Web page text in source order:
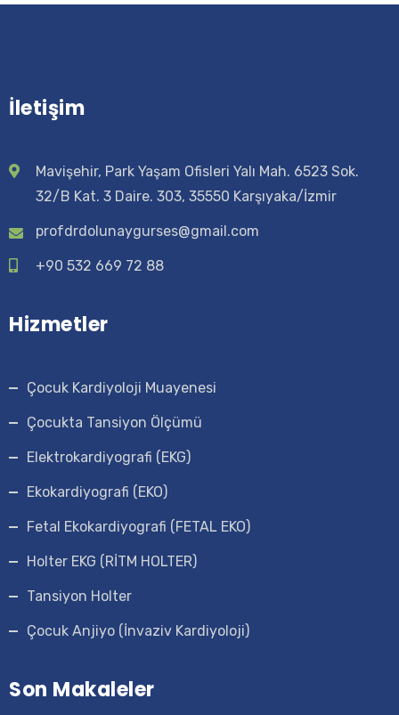
İletişim
Mavişehir, Park Yaşam Ofisleri Yalı Mah. 6523 Sok.
32/B Kat. 3 Daire. 303, 35550 Karşıyaka/İzmir
profdrdolunaygurses@gmail.com
+90 532 669 72 88
Hizmetler
Çocuk Kardiyoloji Muayenesi
Çocukta Tansiyon Ölçümü
Elektrokardiyografi (EKG)
Ekokardiyografi (EKO)
Fetal Ekokardiyografi (FETAL EKO)
Holter EKG (RİTM HOLTER)
Tansiyon Holter
Çocuk Anjiyo (İnvaziv Kardiyoloji)
Son Makaleler